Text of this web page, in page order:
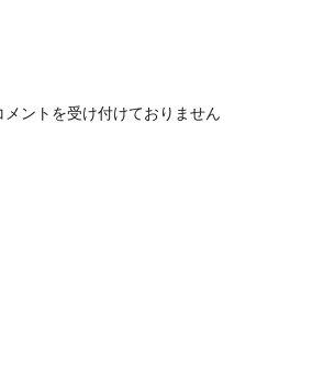
メントを受け付けておりません